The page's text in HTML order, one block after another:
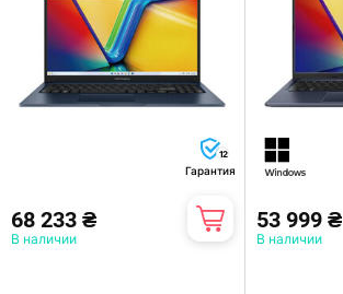
12
Гарантия
68 233 ₴
В наличии
53 999 ₴
В наличии